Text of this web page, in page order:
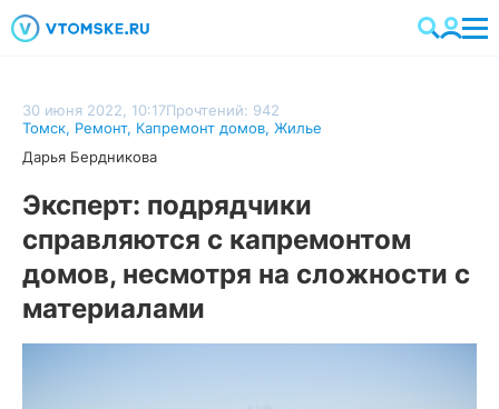
30 июня 2022, 10:17Прочтений: 942
Томск, Ремонт, Капремонт домов, Жилье
Дарья Бердникова
Эксперт: подрядчики
справляются с капремонтом
домов, несмотря на сложности с
материалами